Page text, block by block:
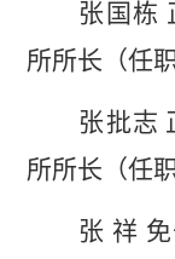
张国栋
所所长（任
张批志
所所长（任
张 祥